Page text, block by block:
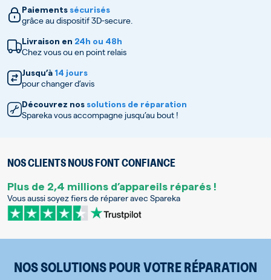
Paiements sécurisés
grâce au dispositif 3D-secure.
Livraison en 24h ou 48h
Chez vous ou en point relais
Jusqu’à 14 jours
pour changer d’avis
Découvrez nos solutions de réparation
Spareka vous accompagne jusqu’au bout !
NOS CLIENTS NOUS FONT CONFIANCE
Plus de 2,4 millions d’appareils réparés !
Vous aussi soyez fiers de réparer avec Spareka
NOS SOLUTIONS POUR VOTRE RÉPARATION